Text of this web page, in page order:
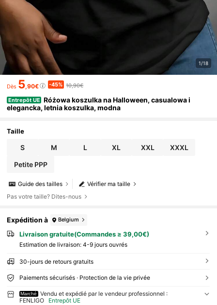
1/18
Dès 5,90€ -45% 10,90€
Entrepôt UE Różowa koszulka na Halloween, casualowa i
elegancka, letnia koszulka, modna
Taille
S M L XL XXL XXXL
Petite PPP
Vérifier ma taille
Guide des tailles
Pas votre taille? Dites-nous
Expédition à Belgium
Livraison gratuite(Commandes ≥ 39,00€)
Estimation de livraison: 4-9 jours ouvrés
30-jours de retours gratuits
Paiements sécurisés · Protection de la vie privée
Marché
Vendu et expédié par le vendeur professionnel :
FENLIGO
Entrepôt UE